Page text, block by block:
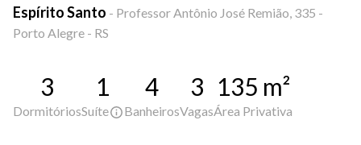
Espírito Santo - Professor Antônio José Remião, 335 -
Porto Alegre - RS
3
Dormitórios
1
Suíte
4
Banheiros
3
Vagas
135 m²
Área Privativa